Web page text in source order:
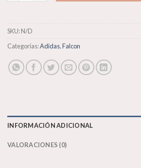
SKU:N/D
Categorías:Adidas,Falcon
INFORMACIÓN ADICIONAL
VALORACIONES (0)